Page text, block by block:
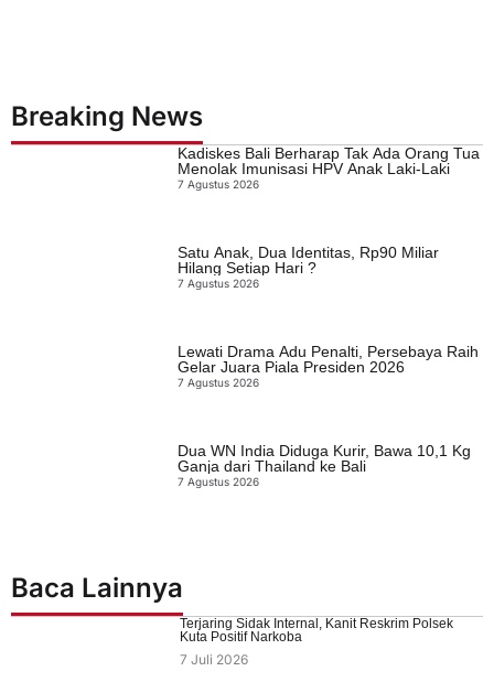
Breaking News
Kadiskes Bali Berharap Tak Ada Orang Tua
Menolak Imunisasi HPV Anak Laki-Laki
7 Agustus 2026
Satu Anak, Dua Identitas, Rp90 Miliar
Hilang Setiap Hari ?
7 Agustus 2026
Lewati Drama Adu Penalti, Persebaya Raih
Gelar Juara Piala Presiden 2026
7 Agustus 2026
Dua WN India Diduga Kurir, Bawa 10,1 Kg
Ganja dari Thailand ke Bali
7 Agustus 2026
Baca Lainnya
Terjaring Sidak Internal, Kanit Reskrim Polsek
Kuta Positif Narkoba
7 Juli 2026